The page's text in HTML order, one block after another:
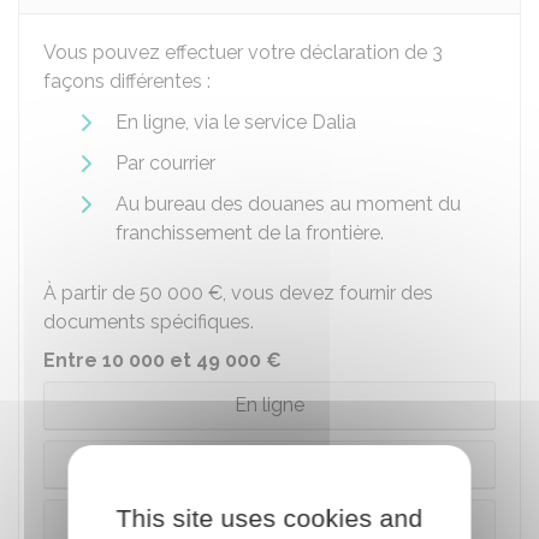
Vous pouvez effectuer votre déclaration de 3
façons différentes :
En ligne, via le service Dalia
Par courrier
Au bureau des douanes au moment du
franchissement de la frontière.
À partir de 50 000 €, vous devez fournir des
documents spécifiques.
Entre 10 000 et 49 000 €
En ligne
Sur place
This site uses cookies and